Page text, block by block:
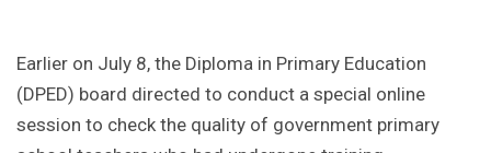
Earlier on July 8, the Diploma in Primary Education
(DPED) board directed to conduct a special online
session to check the quality of government primary